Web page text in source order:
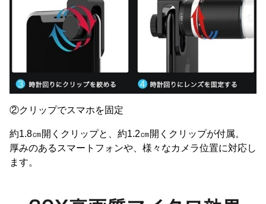
②クリップでスマホを固定
約1.8㎝開くクリップと、約1.2㎝開くクリップが付属。
厚みのあるスマートフォンや、様々なカメラ位置に対応し
ます。